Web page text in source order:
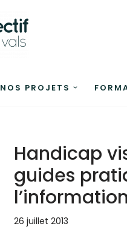
NOS PROJETS
Handicap
guides
26 juillet 2013